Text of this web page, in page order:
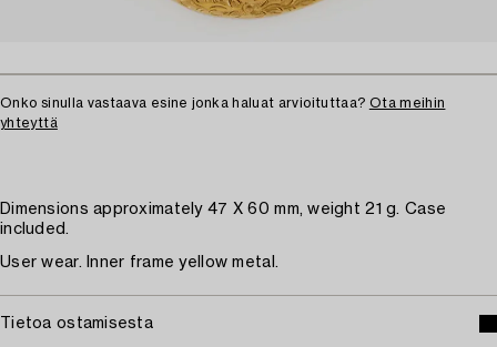
Onko sinulla vastaava esine jonka haluat arvioituttaa? Ota meihin
yhteyttä
Dimensions approximately 47 X 60 mm, weight 21 g. Case
included.
User wear. Inner frame yellow metal.
Tietoa ostamisesta